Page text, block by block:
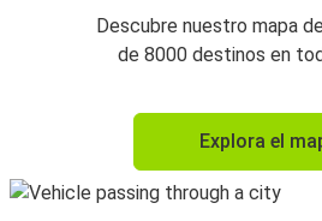
Descubre nuestro mapa
de 8000 destinos en
Explora el